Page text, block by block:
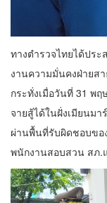
ทางตำรวจไทยได้ปร
งานความมั่นคงฝ่ายส
กระทั่งเมื่อวันที่ 31 พ
จายสู้ได้ในฝั่งเมียนม
ผ่านพื้นที่รับผิดชอบขอ
พนักงานสอบสวน สภ.